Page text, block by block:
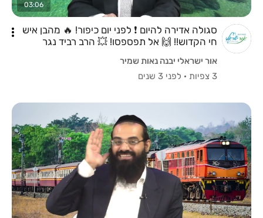
03:06
סגולה אדירה להיום ❗ לפני יום כיפור! 🔥 מהבן איש
חי הקדוש!! 🙌 אל תפספסו! 💥 הרב רביד נגר
אור ישראלי יבנה נאות שמיר
3 צפיות
· לפני 3 שנים